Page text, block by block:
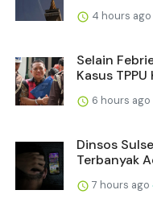
4 hours ago
Selain
Kasus TPPU
6 hours ago
Dinsos
Terbanyak
7 hours ago